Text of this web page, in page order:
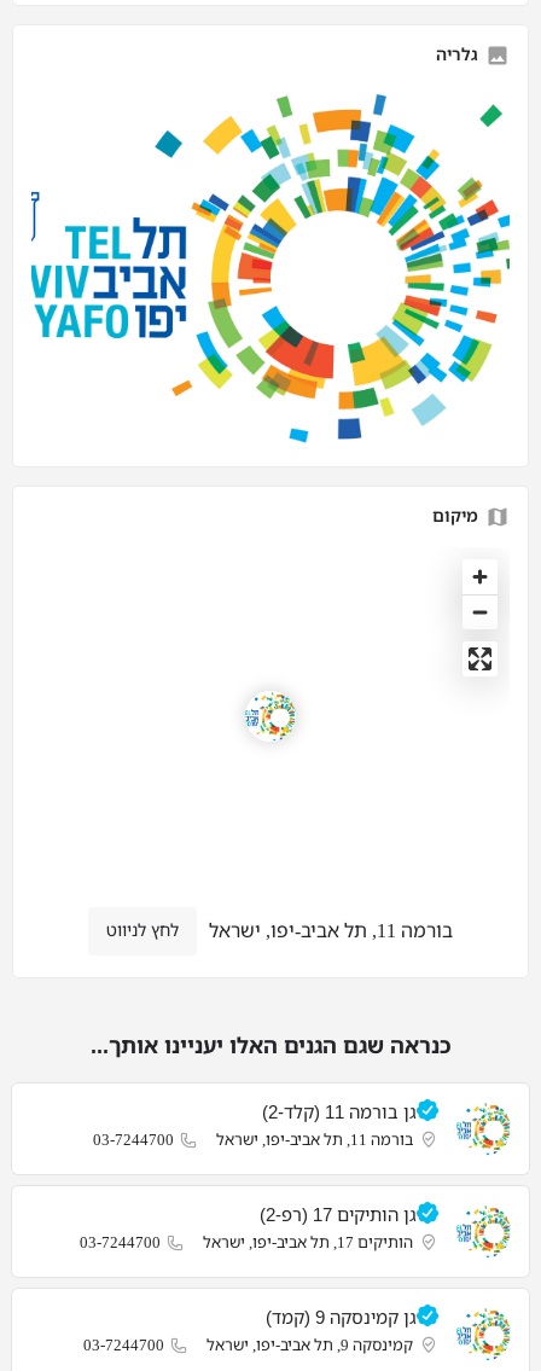
גלריה
מיקום
בורמה 11, תל אביב-יפו, ישראל לחץ לניווט
כנראה שגם הגנים האלו יעניינו אותך...
גן בורמה 11 (קלד-2)
בורמה 11, תל אביב-יפו, ישראל 03-7244700
גן הותיקים 17 (רפ-2)
הותיקים 17, תל אביב-יפו, ישראל 03-7244700
גן קמינסקה 9 (קמד)
קמינסקה 9, תל אביב-יפו, ישראל 03-7244700